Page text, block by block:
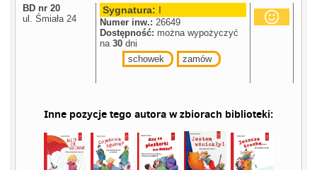
BD nr 20
ul. Śmiała 24
Sygnatura: I
Numer inw.: 26649
Dostępność: można wypożyczyć
na30 dni
schowek
zamów
Inne pozycje tego autora w zbiorach biblioteki: